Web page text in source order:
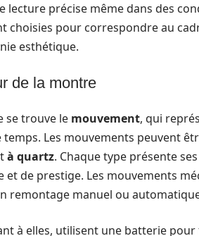
lecture précise même dans des
choisies pour correspondre au
esthétique.
de la montre
se trouve le mouvement, qui
Les mouvements peuvent
à quartz. Chaque type présente
et de prestige. Les mouvements
remontage manuel ou
à elles, utilisent une batterie